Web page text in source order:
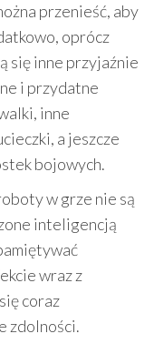
przenieść, aby
oprócz
się inne przyjaźnie
i przydatne
inne
a jeszcze
bojowych.
w grze nie są
inteligencją
wraz z
coraz
zdolności.